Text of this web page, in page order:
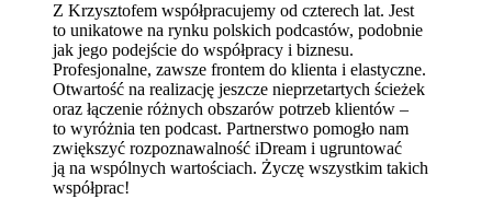
Z Krzysztofem współpracujemy od czterech lat. Jest
to unikatowe na rynku polskich podcastów, podobnie
jak jego podejście do współpracy i biznesu.
Profesjonalne, zawsze frontem do klienta i elastyczne.
Otwartość na realizację jeszcze nieprzetartych ścieżek
oraz łączenie różnych obszarów potrzeb klientów –
to wyróżnia ten podcast. Partnerstwo pomogło nam
zwiększyć rozpoznawalność iDream i ugruntować
ją na wspólnych wartościach. Życzę wszystkim takich
współprac!